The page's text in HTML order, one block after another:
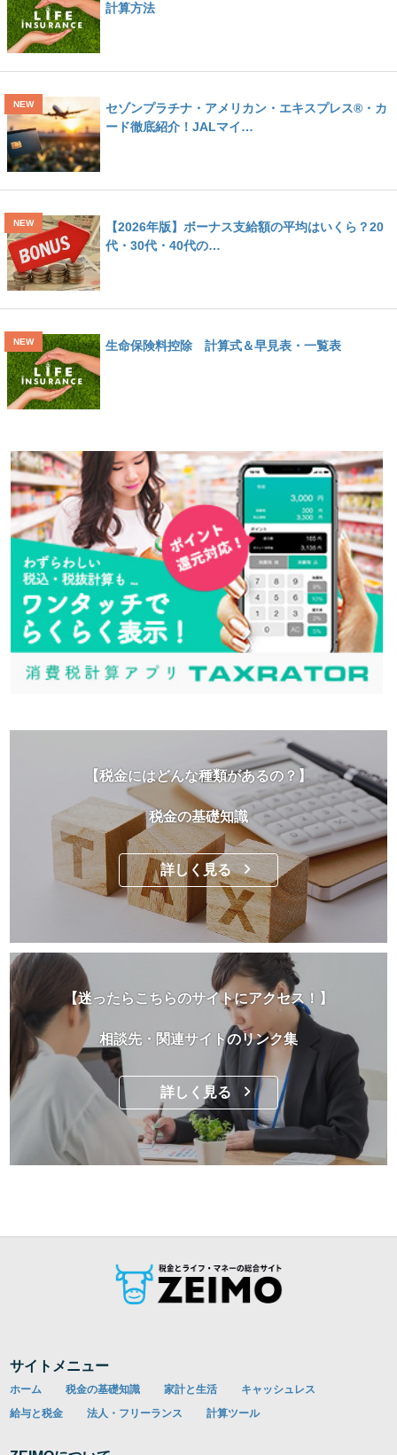
計算方法
セゾンプラチナ・アメリカン・エキスプレス®・カ
ード徹底紹介！JALマイ…
【2026年版】ボーナス支給額の平均はいくら？20
代・30代・40代の…
生命保険料控除 計算式＆早見表・一覧表
【税金にはどんな種類があるの？】
税金の基礎知識
詳しく見る
【迷ったらこちらのサイトにアクセス！】
相談先・関連サイトのリンク集
詳しく見る
サイトメニュー
ホーム 税金の基礎知識 家計と生活
キャッシュレス
給与と税金
法人・フリーランス 計算ツール